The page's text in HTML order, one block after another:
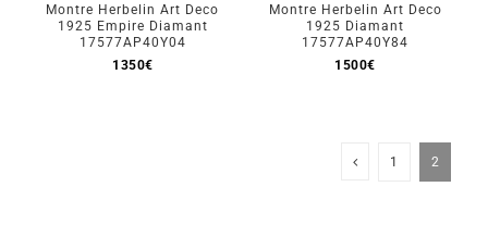
Montre Herbelin Art Deco
1925 Empire Diamant
17577AP40Y04
1350€
Montre Herbelin Art Deco
1925 Diamant
17577AP40Y84
1500€
1 2